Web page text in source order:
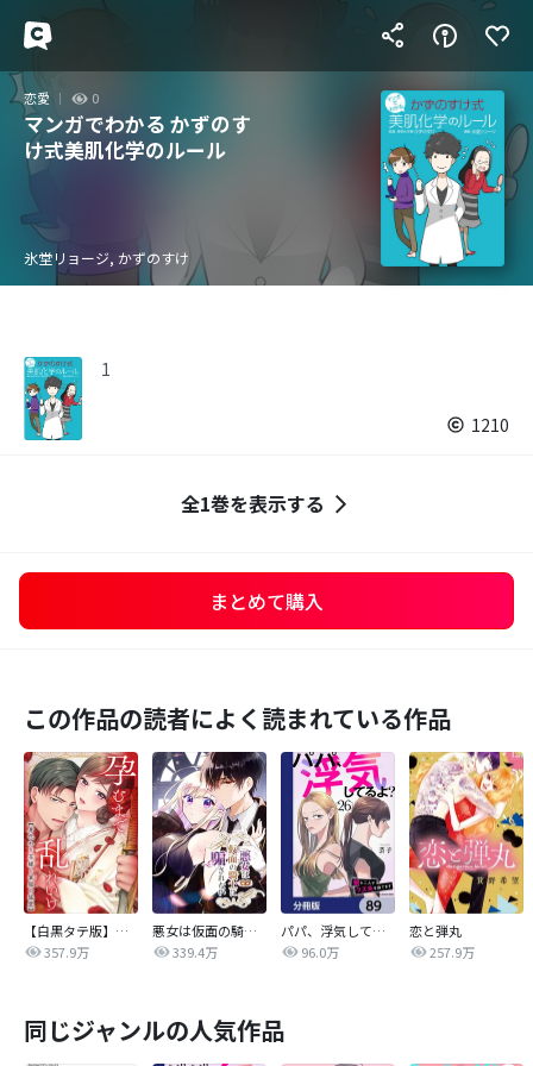
恋愛 0
マンガでわかる かずのす
け式美肌化学のルール
氷堂リョージ, かずのすけ
1
1210
全1巻を表示する
まとめて購入
この作品の読者によく読まれている作品
【白黒タテ版】孕むまで乱れいけ～身代わり花嫁と軍服の猛愛
357.9万
悪女は仮面の騎士に騙されない
339.4万
パパ、浮気してるよ？娘と二人でクズ夫を捨てます【分冊版】
96.0万
恋と弾丸
257.9万
同じジャンルの人気作品